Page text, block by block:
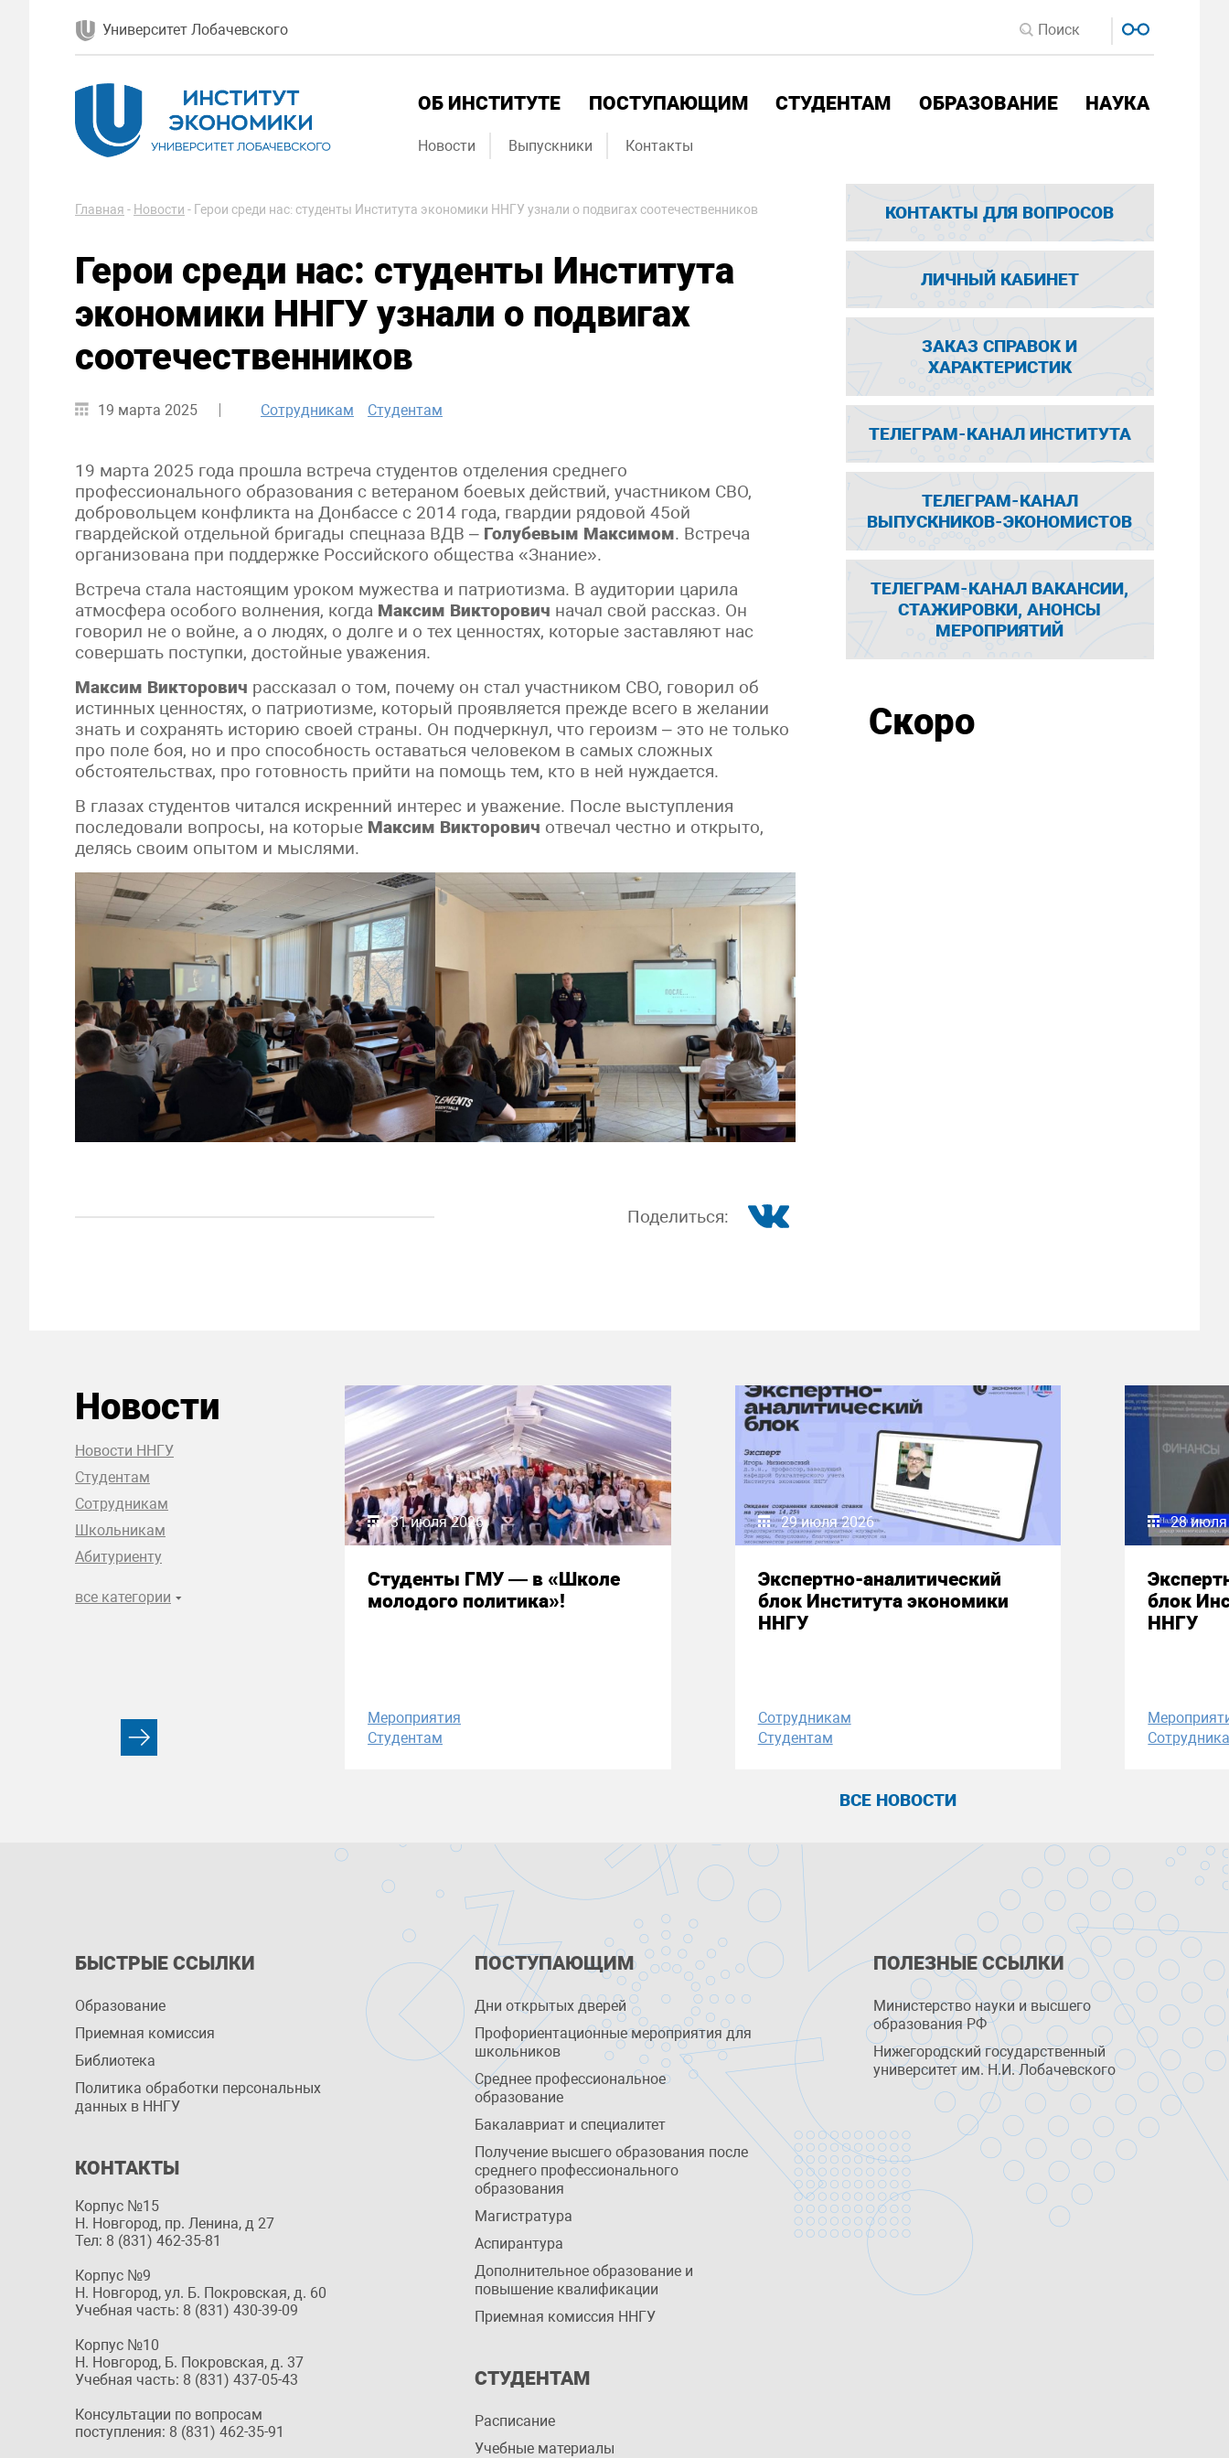
Университет Лобачевского
ОБ ИНСТИТУТЕ ПОСТУПАЮЩИМ СТУДЕНТАМ ОБРАЗОВАНИЕ НАУКА
Новости Выпускники Контакты
Главная - Новости - Герои среди нас: студенты Института экономики ННГУ узнали о подвигах соотечественников
Герои среди нас: студенты Института
экономики ННГУ узнали о подвигах
соотечественников
19 марта 2025 Сотрудникам Студентам
19 марта 2025 года прошла встреча студентов отделения среднего
профессионального образования с ветераном боевых действий, участником СВО,
добровольцем конфликта на Донбассе с 2014 года, гвардии рядовой 45ой
гвардейской отдельной бригады спецназа ВДВ – Голубевым Максимом. Встреча
организована при поддержке Российского общества «Знание».
Встреча стала настоящим уроком мужества и патриотизма. В аудитории царила
атмосфера особого волнения, когда Максим Викторович начал свой рассказ. Он
говорил не о войне, а о людях, о долге и о тех ценностях, которые заставляют нас
совершать поступки, достойные уважения.
Максим Викторович рассказал о том, почему он стал участником СВО, говорил об
истинных ценностях, о патриотизме, который проявляется прежде всего в желании
знать и сохранять историю своей страны. Он подчеркнул, что героизм – это не только
про поле боя, но и про способность оставаться человеком в самых сложных
обстоятельствах, про готовность прийти на помощь тем, кто в ней нуждается.
В глазах студентов читался искренний интерес и уважение. После выступления
последовали вопросы, на которые Максим Викторович отвечал честно и открыто,
делясь своим опытом и мыслями.
Поделиться:
КОНТАКТЫ ДЛЯ ВОПРОСОВ
ЛИЧНЫЙ КАБИНЕТ
ЗАКАЗ СПРАВОК И
ХАРАКТЕРИСТИК
ТЕЛЕГРАМ-КАНАЛ ИНСТИТУТА
ТЕЛЕГРАМ-КАНАЛ
ВЫПУСКНИКОВ-ЭКОНОМИСТОВ
ТЕЛЕГРАМ-КАНАЛ ВАКАНСИИ,
СТАЖИРОВКИ, АНОНСЫ
МЕРОПРИЯТИЙ
Скоро
Новости
Новости ННГУ
Студентам
Сотрудникам
Школьникам
Абитуриенту
все категории
31 июля 2026
Студенты ГМУ — в «Школе
молодого политика»!
Мероприятия
Студентам
29 июля 2026
Экспертно-аналитический
блок Института экономики
ННГУ
Сотрудникам
Студентам
28
блок
ННГУ
ВСЕ НОВОСТИ
БЫСТРЫЕ ССЫЛКИ
Образование
Приемная комиссия
Библиотека
Политика обработки персональных
данных в ННГУ
КОНТАКТЫ
Корпус №15
Н. Новгород, пр. Ленина, д 27
Тел: 8 (831) 462-35-81
Корпус №9
Н. Новгород, ул. Б. Покровская, д. 60
Учебная часть: 8 (831) 430-39-09
Корпус №10
Н. Новгород, Б. Покровская, д. 37
Учебная часть: 8 (831) 437-05-43
Консультации по вопросам
поступления: 8 (831) 462-35-91
ПОСТУПАЮЩИМ
Дни открытых дверей
Профориентационные мероприятия для
школьников
Среднее профессиональное
образование
Бакалавриат и специалитет
Получение высшего образования после
среднего профессионального
образования
Магистратура
Аспирантура
Дополнительное образование и
повышение квалификации
Приемная комиссия ННГУ
СТУДЕНТАМ
Расписание
Учебные материалы
ПОЛЕЗНЫЕ ССЫЛКИ
Министерство науки и высшего
образования РФ
Нижегородский государственный
университет им. Н.И. Лобачевского